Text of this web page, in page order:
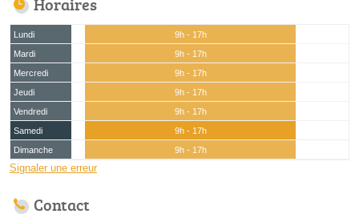
Lundi
9h - 17h
Mardi
9h - 17h
Mercredi
9h - 17h
Jeudi
9h - 17h
Vendredi
9h - 17h
Samedi
9h - 17h
Dimanche
9h - 17h
Signaler une erreur
Contact